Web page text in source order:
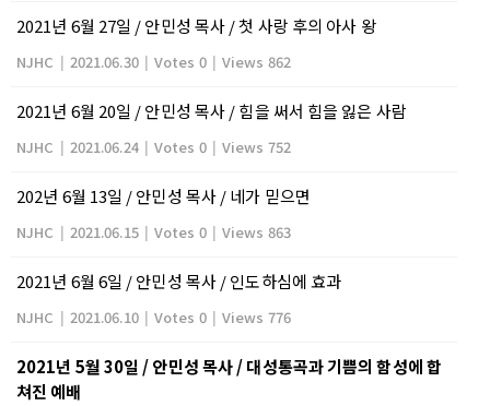
2021년 6월 27일 / 안민성 목사 / 첫 사랑 후의 아사 왕
NJHC | 2021.06.30 | Votes 0 | Views 862
2021년 6월 20일 / 안민성 목사 / 힘을 써서 힘을 잃은 사람
NJHC | 2021.06.24 | Votes 0 | Views 752
202년 6월 13일 / 안민성 목사 / 네가 믿으면
NJHC | 2021.06.15 | Votes 0 | Views 863
2021년 6월 6일 / 안민성 목사 / 인도하심에 효과
NJHC | 2021.06.10 | Votes 0 | Views 776
2021년 5월 30일 / 안민성 목사 / 대성통곡과 기쁨의 함성에 합
쳐진 예배